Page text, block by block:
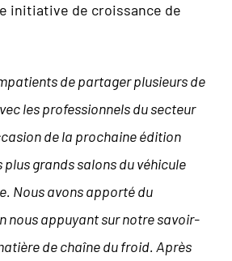
initiative de croissance de
de partager plusieurs de
les professionnels du secteur
de la prochaine édition
plus grands salons du véhicule
Nous avons apporté du
nous appuyant sur notre savoir-
de chaîne du froid. Après